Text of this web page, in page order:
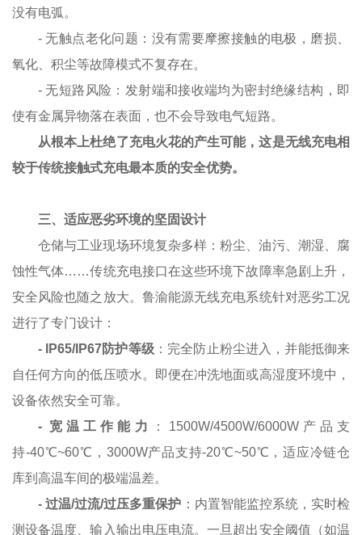
没有电弧。
- 无触点老化问题：没有需要摩擦接触的电极，磨损、
氧化、积尘等故障模式不复存在。
- 无短路风险：发射端和接收端均为密封绝缘结构，即
使有金属异物落在表面，也不会导致电气短路。
从根本上杜绝了充电火花的产生可能，这是无线充电相
较于传统接触式充电最本质的安全优势。
三、适应恶劣环境的坚固设计
仓储与工业现场环境复杂多样：粉尘、油污、潮湿、腐
蚀性气体……传统充电接口在这些环境下故障率急剧上升，
安全风险也随之放大。鲁渝能源无线充电系统针对恶劣工况
进行了专门设计：
- IP65/IP67防护等级：完全防止粉尘进入，并能抵御来
自任何方向的低压喷水。即便在冲洗地面或高湿度环境中，
设备依然安全可靠。
- 宽温工作能力
：1500W/4500W/6000W产品支
持-40℃~60℃，3000W产品支持-20℃~50℃，适应冷链仓
库到高温车间的极端温差。
-过温/过流/过压多重保护 ：内置智能监控系统，实时检
测设备温度、输入输出电压电流。一旦超出安全阈值（如温